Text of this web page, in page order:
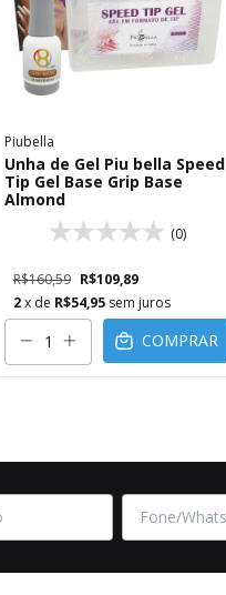
Piubella
Unha de Gel Piu bella Speed
Tip Gel Base Grip Base
Almond
(0)
R$160,59 R$109,89
2x de R$54,95 sem juros
COMPRAR